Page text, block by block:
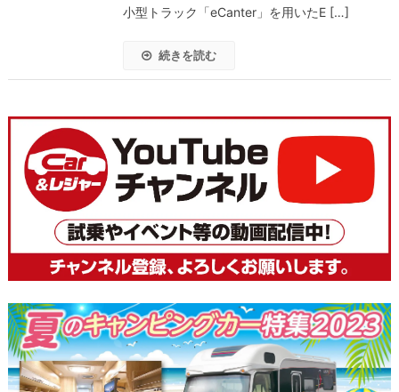
小型トラック「eCanter」を用いたE […]
続きを読む